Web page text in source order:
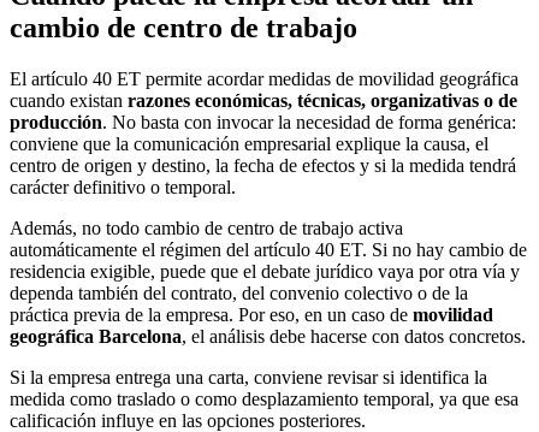
cambio de centro de trabajo
El artículo 40 ET permite acordar medidas de movilidad geográfica
cuando existan razones económicas, técnicas, organizativas o de
producción. No basta con invocar la necesidad de forma genérica:
conviene que la comunicación empresarial explique la causa, el
centro de origen y destino, la fecha de efectos y si la medida tendrá
carácter definitivo o temporal.
Además, no todo cambio de centro de trabajo activa
automáticamente el régimen del artículo 40 ET. Si no hay cambio de
residencia exigible, puede que el debate jurídico vaya por otra vía y
dependa también del contrato, del convenio colectivo o de la
práctica previa de la empresa. Por eso, en un caso de movilidad
geográfica Barcelona, el análisis debe hacerse con datos concretos.
Si la empresa entrega una carta, conviene revisar si identifica la
medida como traslado o como desplazamiento temporal, ya que esa
calificación influye en las opciones posteriores.